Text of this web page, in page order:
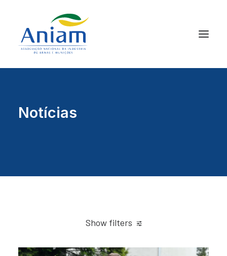
Notícias
Show filters